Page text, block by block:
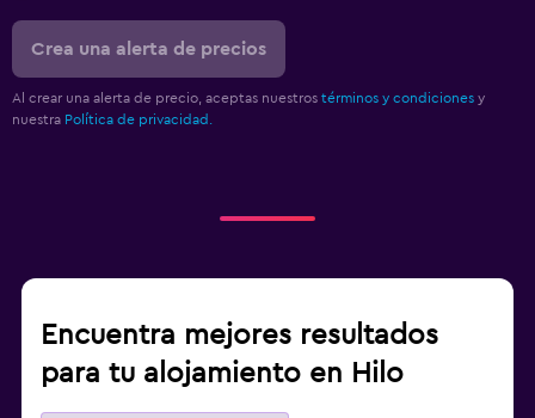
Crea una alerta de precios
Al crear una alerta de precio, aceptas nuestros términos y condiciones y
nuestra Política de privacidad.
Encuentra mejores resultados
para tu alojamiento en Hilo